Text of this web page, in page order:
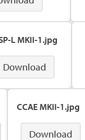
L MKII-1.jpg
Download
CCAE MKII-1.jpg
Download